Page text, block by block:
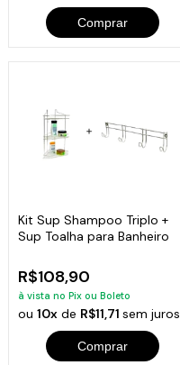
Comprar
Kit Sup Shampoo Triplo +
Sup Toalha para Banheiro
R$108,90
à vista no Pix ou Boleto
ou10x de R$11,71sem juros
Comprar